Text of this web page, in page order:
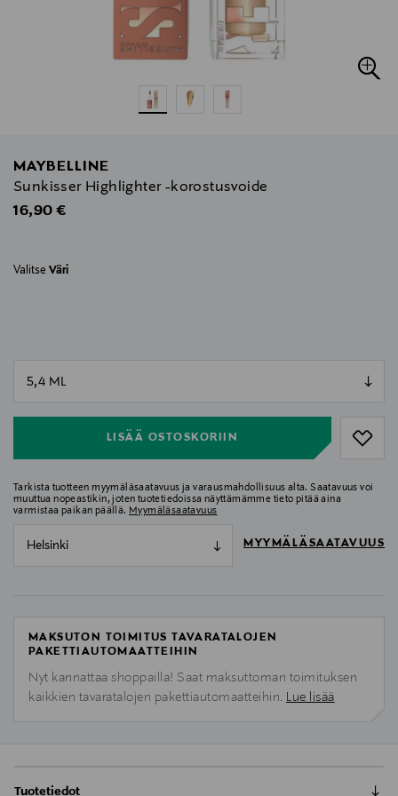
MAYBELLINE
Sunkisser Highlighter -korostusvoide
Original Price
16,90 €
Valitse Väri
LISÄÄ OSTOSKORIIN
Tarkista tuotteen myymäläsaatavuus ja varausmahdollisuus alta. Saatavuus voi
muuttua nopeastikin, joten tuotetiedoissa näyttämämme tieto pitää aina
varmistaa paikan päällä. Myymäläsaatavuus
Helsinki MYYMÄLÄSAATAVUUS
MAKSUTON TOIMITUS TAVARATALOJEN
PAKETTIAUTOMAATTEIHIN
Nyt kannattaa shoppailla! Saat maksuttoman toimituksen
kaikkien tavaratalojen pakettiautomaatteihin. Lue lisää
Tuotetiedot